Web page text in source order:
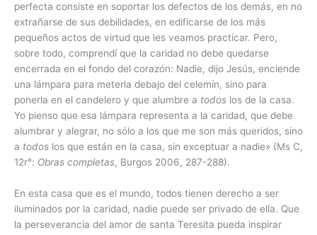
perfecta consiste en soportar los defectos de los demás, en no
extrañarse de sus debilidades, en edificarse de los más
pequeños actos de virtud que les veamos practicar. Pero,
sobre todo, comprendí que la caridad no debe quedarse
encerrada en el fondo del corazón: Nadie, dijo Jesús, enciende
una lámpara para meterla debajo del celemín, sino para
ponerla en el candelero y que alumbre a todos los de la casa.
Yo pienso que esa lámpara representa a la caridad, que debe
alumbrar y alegrar, no sólo a los que me son más queridos, sino
a todos los que están en la casa, sin exceptuar a nadie» (Ms C,
12r°: Obras completas, Burgos 2006, 287-288).
En esta casa que es el mundo, todos tienen derecho a ser
iluminados por la caridad, nadie puede ser privado de ella. Que
la perseverancia del amor de santa Teresita pueda inspirar